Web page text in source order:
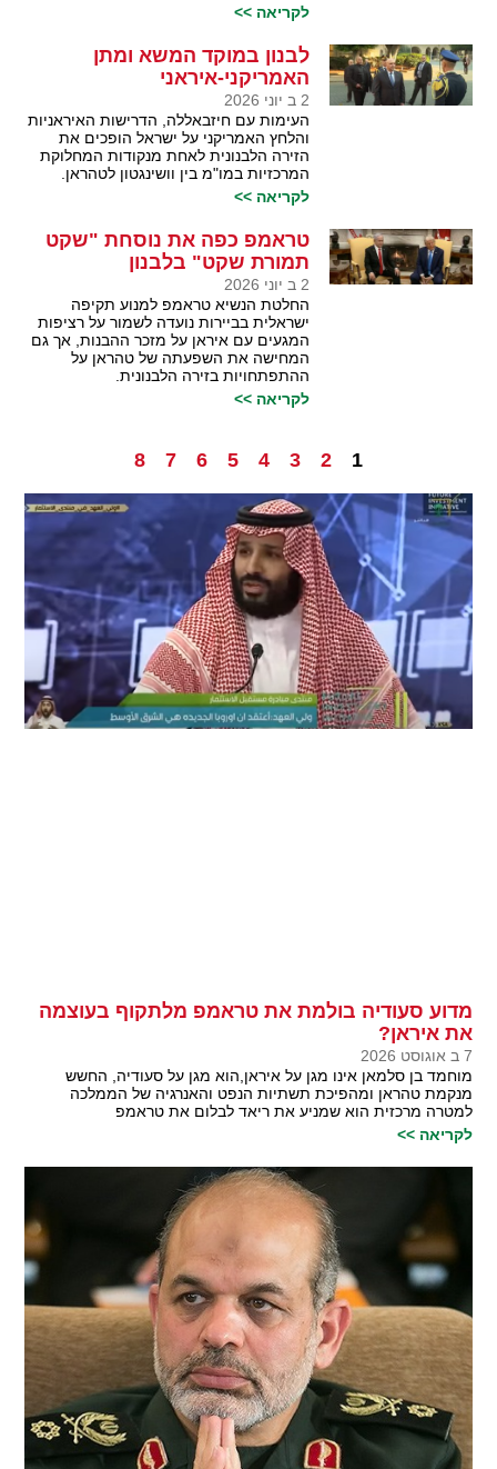
לקריאה >>
לבנון במוקד המשא ומתן
האמריקני-איראני
2 ב יוני 2026
העימות עם חיזבאללה, הדרישות האיראניות
והלחץ האמריקני על ישראל הופכים את
הזירה הלבנונית לאחת מנקודות המחלוקת
המרכזיות במו"מ בין וושינגטון לטהראן.
לקריאה >>
טראמפ כפה את נוסחת "שקט
תמורת שקט" בלבנון
2 ב יוני 2026
החלטת הנשיא טראמפ למנוע תקיפה
ישראלית בביירות נועדה לשמור על רציפות
המגעים עם איראן על מזכר ההבנות, אך גם
המחישה את השפעתה של טהראן על
ההתפתחויות בזירה הלבנונית.
לקריאה >>
1
2
3
4
5
6
7
8
מדוע סעודיה בולמת את טראמפ מלתקוף בעוצמה
את איראן?
7 ב אוגוסט 2026
מוחמד בן סלמאן אינו מגן על איראן,הוא מגן על סעודיה, החשש
מנקמת טהראן ומהפיכת תשתיות הנפט והאנרגיה של הממלכה
למטרה מרכזית הוא שמניע את ריאד לבלום את טראמפ
לקריאה >>